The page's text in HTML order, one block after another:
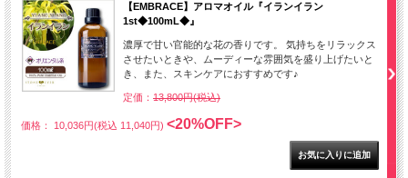
【EMBRACE】アロマオイル『イランイラン
1st◆100mL◆』
濃厚で甘い官能的な花の香りです。 気持ちをリラックス
させたいときや、ムーディーな雰囲気を盛り上げたいと
き、また、スキンケアにおすすめです♪
定価： 13,800円(税込)
価格： 10,036円(税込 11,040円) <20%OFF>